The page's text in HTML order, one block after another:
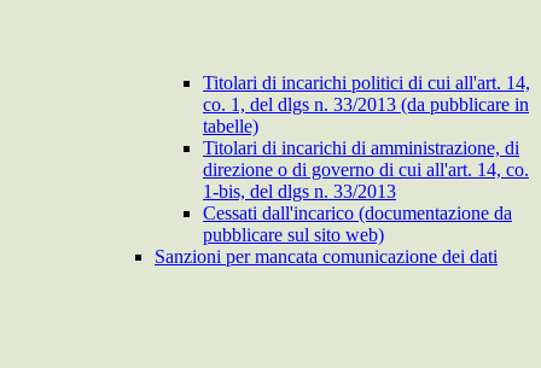
Titolari di incarichi politici di cui all'art. 14,
co. 1, del dlgs n. 33/2013 (da pubblicare in
tabelle)
Titolari di incarichi di amministrazione, di
direzione o di governo di cui all'art. 14, co.
1-bis, del dlgs n. 33/2013
Cessati dall'incarico (documentazione da
pubblicare sul sito web)
Sanzioni per mancata comunicazione dei dati